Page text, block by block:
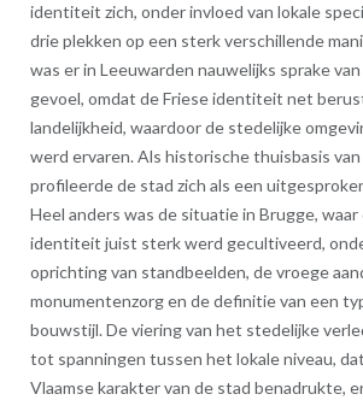
identiteit zich, onder invloed van lokale
drie plekken op een sterk verschillende
was er in Leeuwarden nauwelijks sprake
gevoel, omdat de Friese identiteit net
landelijkheid, waardoor de stedelijke
werd ervaren. Als historische thuisbasis van
profileerde de stad zich als een
Heel anders was de situatie in Brugge,
identiteit juist sterk werd gecultiveerd,
oprichting van standbeelden, de vroege
monumentenzorg en de definitie van een
bouwstijl. De viering van het stedelijke
tot spanningen tussen het lokale niveau,
Vlaamse karakter van de stad benadrukte,